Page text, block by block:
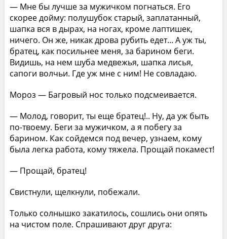
— Мне бы лучше за мужичком погнаться. Его
скорее дойму: полушубок старый, заплатанный,
шапка вся в дырах, на ногах, кроме лаптишек,
ничего. Он же, никак дрова рубить едет... А уж ты,
братец, как посильнее меня, за барином беги.
Видишь, на нем шуба медвежья, шапка лисья,
сапоги волчьи. Где уж мне с ним! Не совладаю.
Мороз — Багровый нос только подсмеивается.
— Молод, говорит, ты еще братец!.. Ну, да уж быть
по-твоему. Беги за мужичком, а я побегу за
барином. Как сойдемся под вечер, узнаем, кому
была легка работа, кому тяжела. Прощай покамест!
— Прощай, братец!
Свистнули, щелкнули, побежали.
Только солнышко закатилось, сошлись они опять
на чистом поле. Спрашивают друг друга: